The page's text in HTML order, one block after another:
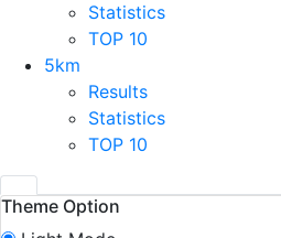
Statistics
TOP 10
5km
Results
Statistics
TOP 10
Theme Option